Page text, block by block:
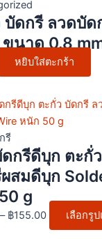
บัดกรี ลวดบัด
นาด 0.8
หยิบใส่ตะกร้า
รี
กรีดีบุก ตะกั่
สมดีบุก
g
– ฿155.00
Price
range:
through
฿155.00
เลือกรู